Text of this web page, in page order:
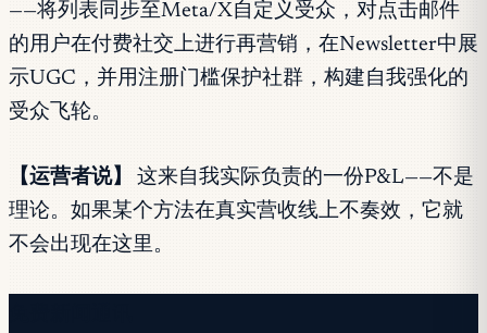
——将列表同步至Meta/X自定义受众，对点击邮件
的用户在付费社交上进行再营销，在Newsletter中展
示UGC，并用注册门槛保护社群，构建自我强化的
受众飞轮。
【运营者说】
这来自我实际负责的一份P&L——不是
理论。如果某个方法在真实营收线上不奏效，它就
不会出现在这里。